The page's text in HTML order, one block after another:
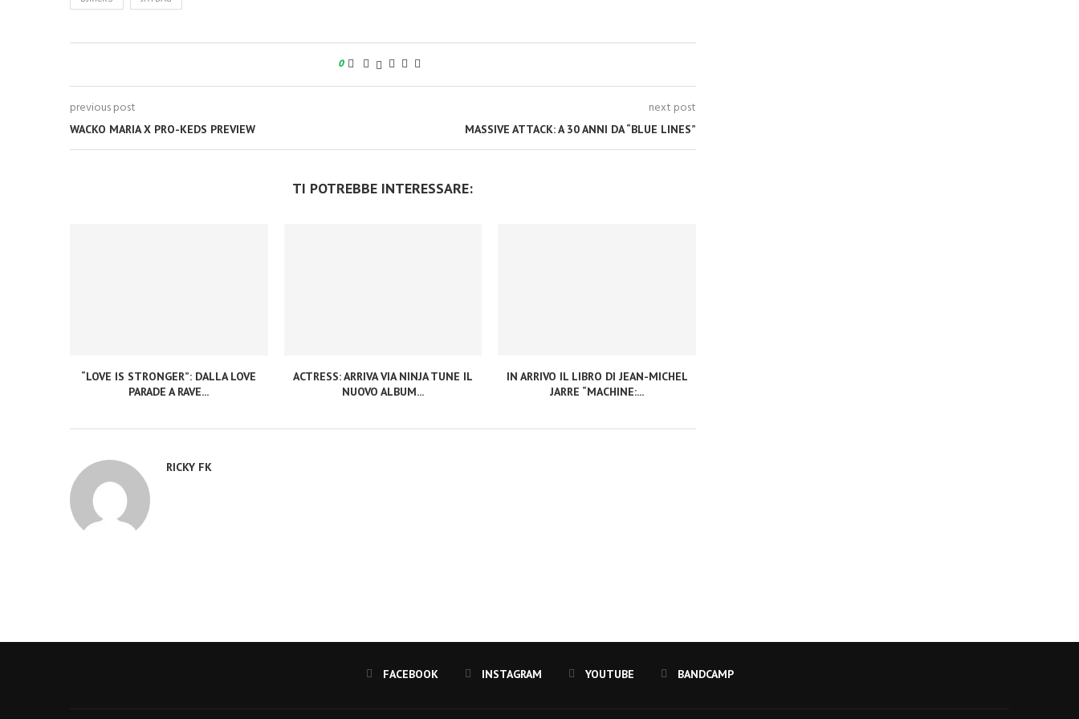
0
previous post
WACKO MARIA X PRO-KEDS PREVIEW
next post
MASSIVE ATTACK: A 30 ANNI DA “BLUE LINES”
TI POTREBBE INTERESSARE:
“LOVE IS STRONGER”: DALLA LOVE
PARADE A RAVE...
ACTRESS: ARRIVA VIA NINJA TUNE IL
NUOVO ALBUM...
IN ARRIVO IL LIBRO DI JEAN-MICHEL
JARRE “MACHINE:...
RICKY FK
FACEBOOK INSTAGRAM YOUTUBE